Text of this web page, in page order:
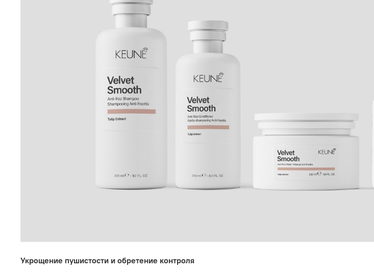
Укрощение пушистости и обретение контроля